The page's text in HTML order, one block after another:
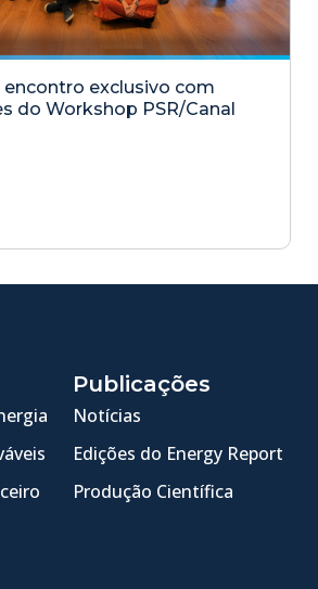
encontro exclusivo com
do Workshop PSR/Canal
Publicações
Notícias
Edições do Energy Report
Produção Científica